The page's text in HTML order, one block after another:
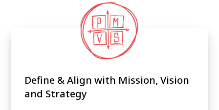
Define & Align with Mission, Vision
and Strategy